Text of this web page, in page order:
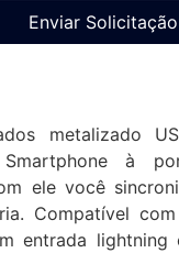
Enviar Solicitação
metalizado
à
ele você
Compatível
entrada lightning